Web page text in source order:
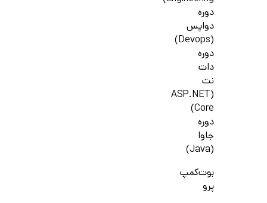
دوره
دواپس
(Devops)
دوره
دات
نت
(ASP.NET
Core)
دوره
جاوا
(Java)
بوت‌کمپ
پرو